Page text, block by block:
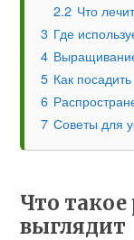
2.2 Что
3 Где
4
5 Как
6
7 Советы для
Что
выглядит